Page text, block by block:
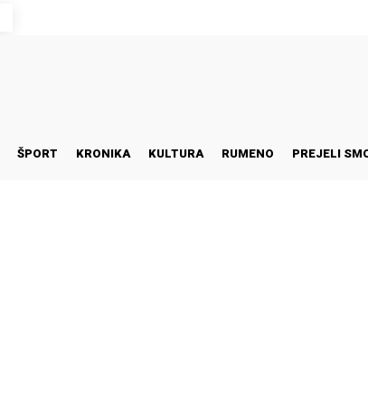
ŠPORT KRONIKA KULTURA RUMENO PREJELI